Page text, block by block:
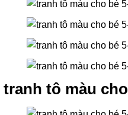
tranh tô màu